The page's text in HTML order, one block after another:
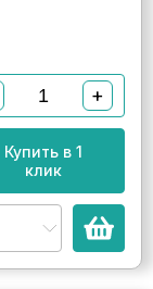
+
Купить в 1
клик